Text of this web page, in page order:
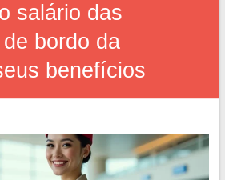
salário das
bordo da
benefícios